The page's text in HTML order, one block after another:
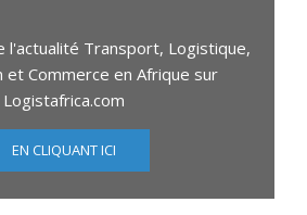
l'actualité Transport, Logistique,
et Commerce en Afrique sur
Logistafrica.com
EN CLIQUANT ICI